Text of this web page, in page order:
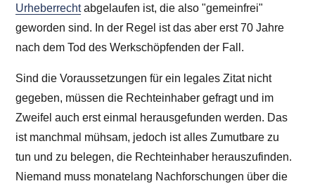
Urheberrechtabgelaufen ist, die also "gemeinfrei"
geworden sind. In der Regel ist das aber erst 70 Jahre
nach dem Tod des Werkschöpfenden der Fall.
Sind die Voraussetzungen für ein legales Zitat nicht
gegeben, müssen die Rechteinhaber gefragt und im
Zweifel auch erst einmal herausgefunden werden. Das
ist manchmal mühsam, jedoch ist alles Zumutbare zu
tun und zu belegen, die Rechteinhaber herauszufinden.
Niemand muss monatelang Nachforschungen über die